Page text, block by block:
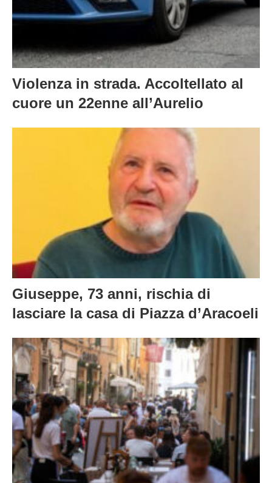
Violenza in strada. Accoltellato al
cuore un 22enne all’Aurelio
Giuseppe, 73 anni, rischia di
lasciare la casa di Piazza d’Aracoeli